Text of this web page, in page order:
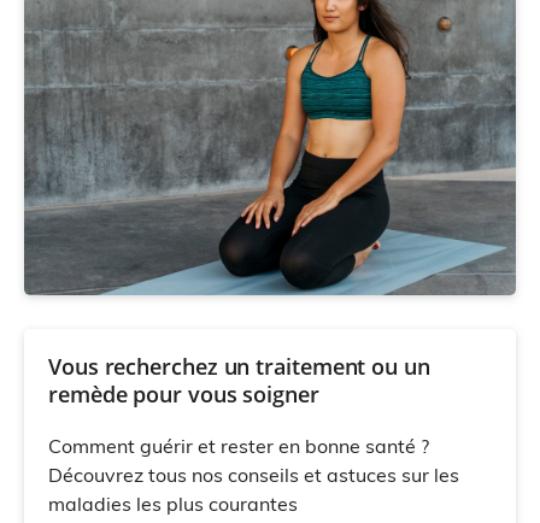
Vous recherchez un traitement ou un
remède pour vous soigner
Comment guérir et rester en bonne santé ?
Découvrez tous nos conseils et astuces sur les
maladies les plus courantes